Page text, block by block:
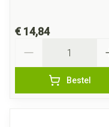
€ 14,84
Bestel